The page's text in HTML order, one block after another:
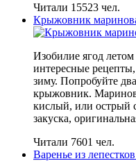
Читали 15523 чел.
Крыжовник
Изобилие ягод летом
интересные
зиму. Попробуйте
крыжовник.
кислый, или острый
закуска,
Читали 7601 чел.
Варенье из